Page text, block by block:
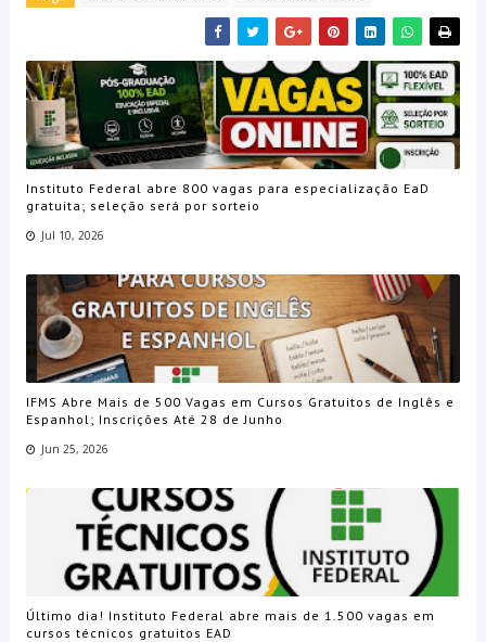
Instituto Federal abre 800 vagas para especialização EaD
gratuita; seleção será por sorteio
Jul 10, 2026
IFMS Abre Mais de 500 Vagas em Cursos Gratuitos de Inglês e
Espanhol; Inscrições Até 28 de Junho
Jun 25, 2026
Último dia! Instituto Federal abre mais de 1.500 vagas em
cursos técnicos gratuitos EAD